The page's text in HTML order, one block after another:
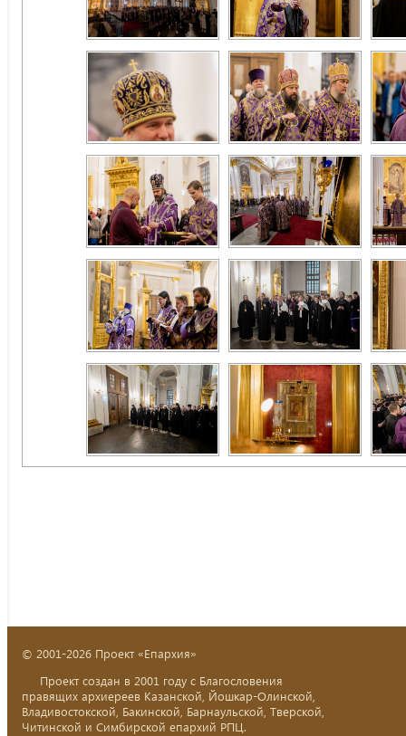
© 2001-2026 Проект «Епархия»
Проект создан в 2001 году с Благословения
правящих архиереев Казанской, Йошкар-Олинской,
Владивостокской, Бакинской, Барнаульской, Тверской,
Читинской и Симбирской епархий РПЦ.